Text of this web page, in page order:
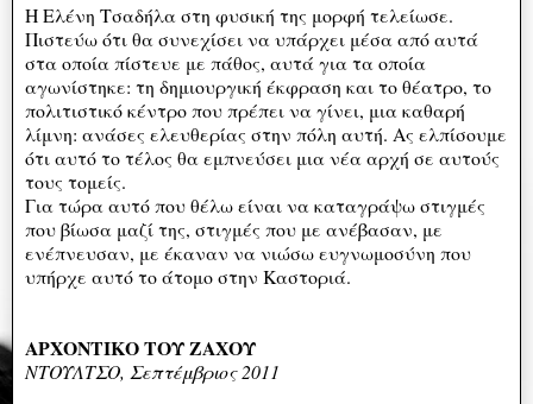
Η Ελένη Τσαδήλα στη φυσική της μορφή τελείωσε.
Πιστεύω ότι θα συνεχίσει να υπάρχει μέσα από αυτά
στα οποία πίστευε με πάθος, αυτά για τα οποία
αγωνίστηκε: τη δημιουργική έκφραση και το θέατρο, το
πολιτιστικό κέντρο που πρέπει να γίνει, μια καθαρή
λίμνη: ανάσες ελευθερίας στην πόλη αυτή. Ας ελπίσουμε
ότι αυτό το τέλος θα εμπνεύσει μια νέα αρχή σε αυτούς
τους τομείς.
Για τώρα αυτό που θέλω είναι να καταγράψω στιγμές
που βίωσα μαζί της, στιγμές που με ανέβασαν, με
ενέπνευσαν, με έκαναν να νιώσω ευγνωμοσύνη που
υπήρχε αυτό το άτομο στην Καστοριά.
ΑΡΧΟΝΤΙΚΟ ΤΟΥ ΖΑΧΟΥ
ΝΤΟΥΛΤΣΟ, Σεπτέμβριος 2011